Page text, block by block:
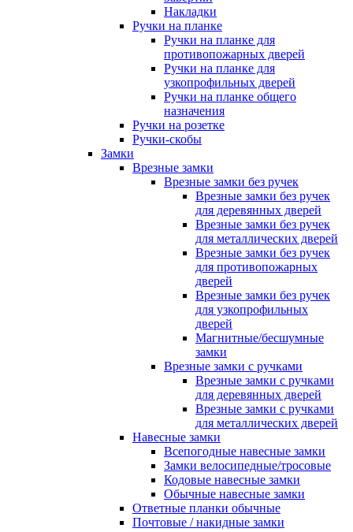
Накладки
Ручки на планке
Ручки на планке для
противопожарных дверей
Ручки на планке для
узкопрофильных дверей
Ручки на планке общего
назначения
Ручки на розетке
Ручки-скобы
Замки
Врезные замки
Врезные замки без ручек
Врезные замки без ручек
для деревянных дверей
Врезные замки без ручек
для металлических дверей
Врезные замки без ручек
для противопожарных
дверей
Врезные замки без ручек
для узкопрофильных
дверей
Магнитные/бесшумные
замки
Врезные замки с ручками
Врезные замки с ручками
для деревянных дверей
Врезные замки с ручками
для металлических дверей
Навесные замки
Всепогодные навесные замки
Замки велосипедные/тросовые
Кодовые навесные замки
Обычные навесные замки
Ответные планки обычные
Почтовые / накидные замки